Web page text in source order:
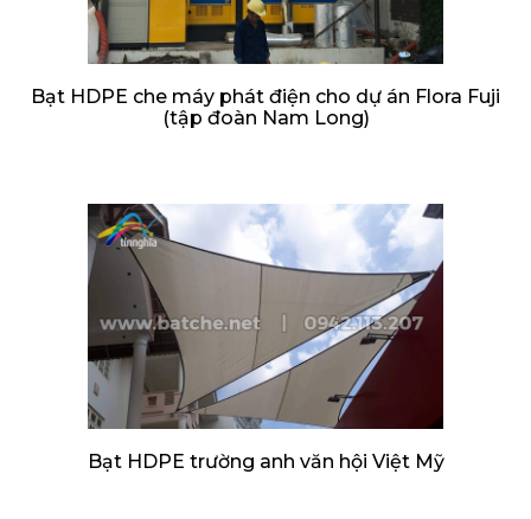
Bạt HDPE che máy phát điện cho dự án Flora Fuji
(tập đoàn Nam Long)
Bạt HDPE trường anh văn hội Việt Mỹ